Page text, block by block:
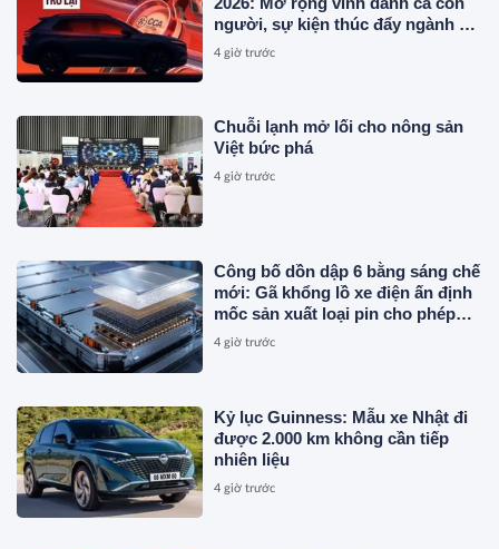
người, sự kiện thúc đẩy ngành xe
Việt Nam
4 giờ trước
Chuỗi lạnh mở lối cho nông sản
Việt bức phá
4 giờ trước
Công bố dồn dập 6 bằng sáng chế
mới: Gã khổng lồ xe điện ấn định
mốc sản xuất loại pin cho phép
sạc 1 lần đi từ Hà Nội đến TP.HCM
4 giờ trước
Kỷ lục Guinness: Mẫu xe Nhật đi
được 2.000 km không cần tiếp
nhiên liệu
4 giờ trước